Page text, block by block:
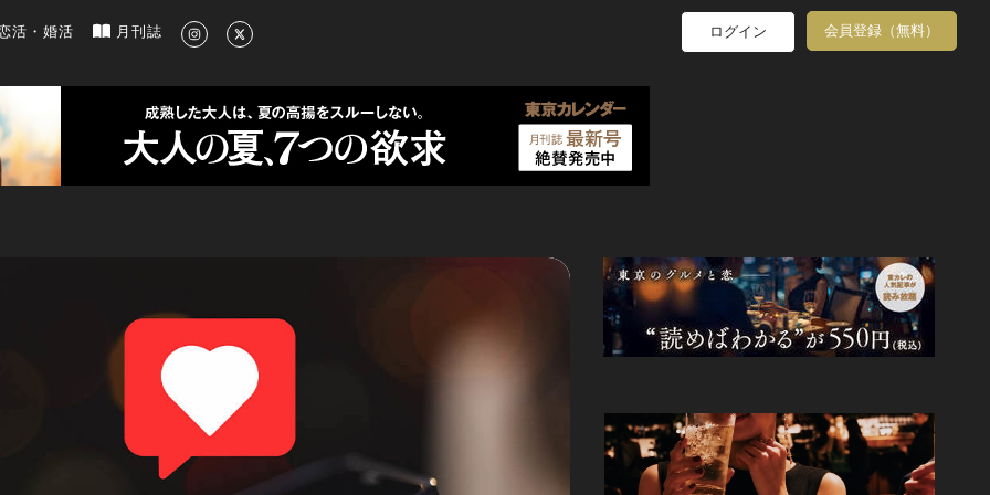
ルメ、洗練されたライフスタイル情報
活・婚活 月刊誌 ログイン 会員登録（無料）